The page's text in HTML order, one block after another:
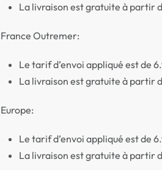
La livraison est gratuite à partir
France Outremer:
Le tarif d’envoi appliqué est de
La livraison est gratuite à partir
Europe:
Le tarif d’envoi appliqué est de
La livraison est gratuite à partir